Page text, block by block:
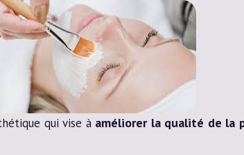
qui vise à améliorer la qualité de la